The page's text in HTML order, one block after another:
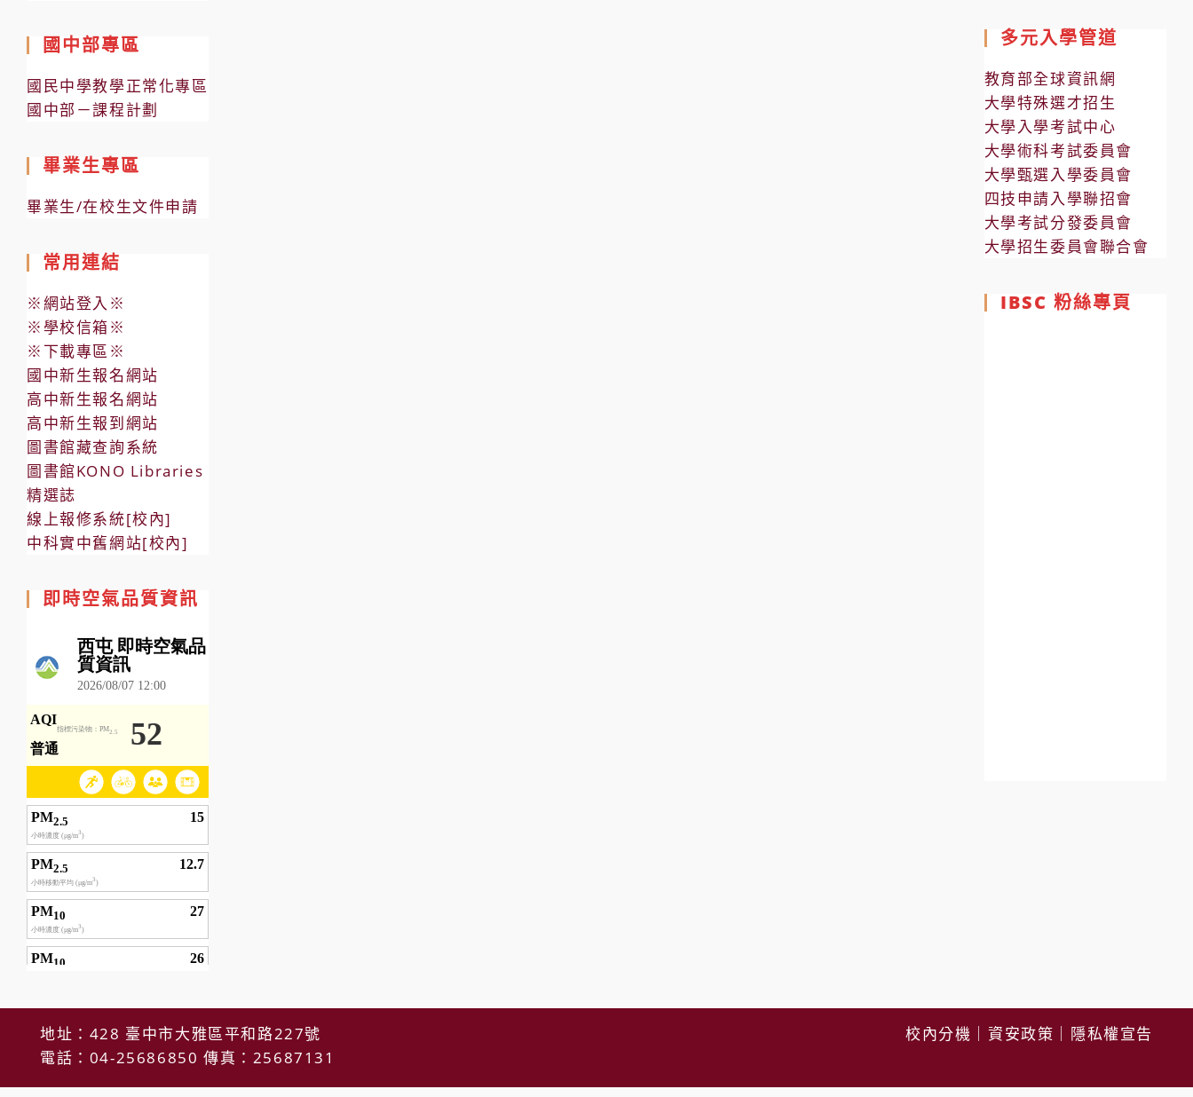
國中部專區
國民中學教學正常化專區
國中部－課程計劃
畢業生專區
畢業生/在校生文件申請
常用連結
※網站登入※
※學校信箱※
※下載專區※
國中新生報名網站
高中新生報名網站
高中新生報到網站
圖書館藏查詢系統
圖書館KONO Libraries
精選誌
線上報修系統[校內]
中科實中舊網站[校內]
即時空氣品質資訊
多元入學管道
教育部全球資訊網
大學特殊選才招生
大學入學考試中心
大學術科考試委員會
大學甄選入學委員會
四技申請入學聯招會
大學考試分發委員會
大學招生委員會聯合會
IBSC 粉絲專頁
地址：428 臺中市大雅區平和路227號
電話：04-25686850 傳真：25687131
校內分機 資安政策 隱私權宣告